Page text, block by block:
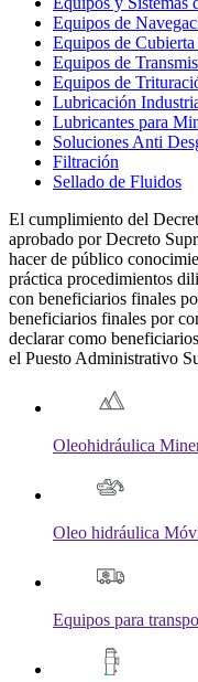
Equipos de
Equipos de Cubierta
Equipos de
Equipos de
Lubricación
Lubricantes para
Soluciones Anti
Filtración
Sellado de Fluidos
El cumplimiento del
aprobado por Decreto
hacer de público
práctica procedimientos
con beneficiarios finales
beneficiarios finales por
declarar como
el Puesto Administrativo
Oleohidráulica
Oleo hidráulica
Equipos para